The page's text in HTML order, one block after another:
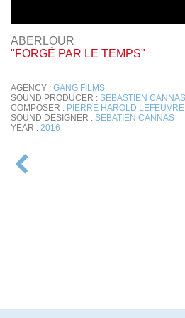
ABERLOUR
"FORGÉ PAR LE TEMPS"
AGENCY : GANG FILMS
SOUND PRODUCER : SEBASTIEN CANNAS
COMPOSER : PIERRE HAROLD LEFEUVRE
SOUND DESIGNER : SEBATIEN CANNAS
YEAR : 2016
POST